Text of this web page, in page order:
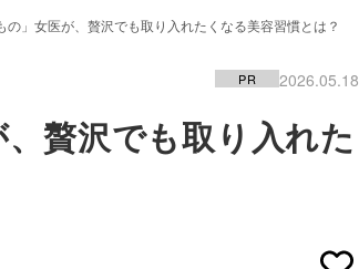
の」女医が、贅沢でも取り入れたくなる美容習慣とは？
PR 2026.05.18
贅沢でも取り入れた